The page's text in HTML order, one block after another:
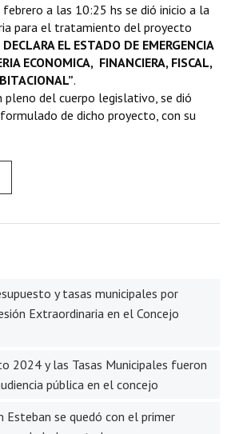
a las 10:25 hs se dió inicio a la
para el tratamiento del proyecto
DECLARA EL ESTADO DE EMERGENCIA
ECONOMICA, FINANCIERA, FISCAL,
.
pleno del cuerpo legislativo, se dió
de dicho proyecto, con su
y tasas municipales por
Extraordinaria en el Concejo
2024 y las Tasas Municipales fueron
pública en el concejo
Esteban se quedó con el primer